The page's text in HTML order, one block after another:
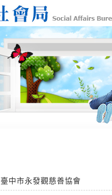
臺中市永發觀慈善協會